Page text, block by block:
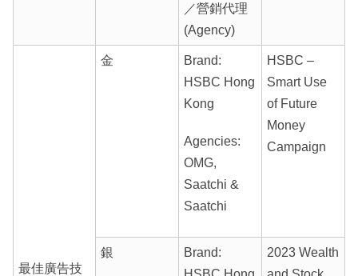
／營銷代理
(Agency)
最佳廣告技
金
Brand:
HSBC Hong
Kong
Agencies:
OMG,
Saatchi &
Saatchi
HSBC –
Smart Use
of Future
Money
Campaign
銀
Brand:
2023 Wealth